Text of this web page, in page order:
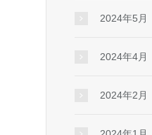
2024年5月
2024年4月
2024年2月